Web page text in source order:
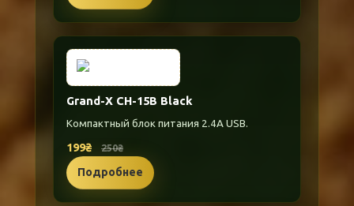
Grand-X CH-15B Black
Компактный блок питания 2.4A USB.
199₴ 250₴
Подробнее